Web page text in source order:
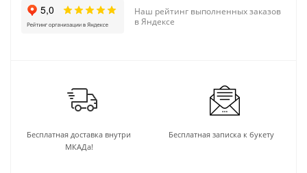
Наш рейтинг выполненных заказов
в Яндексе
Бесплатная доставка внутри
МКАДа!
Бесплатная записка к букету